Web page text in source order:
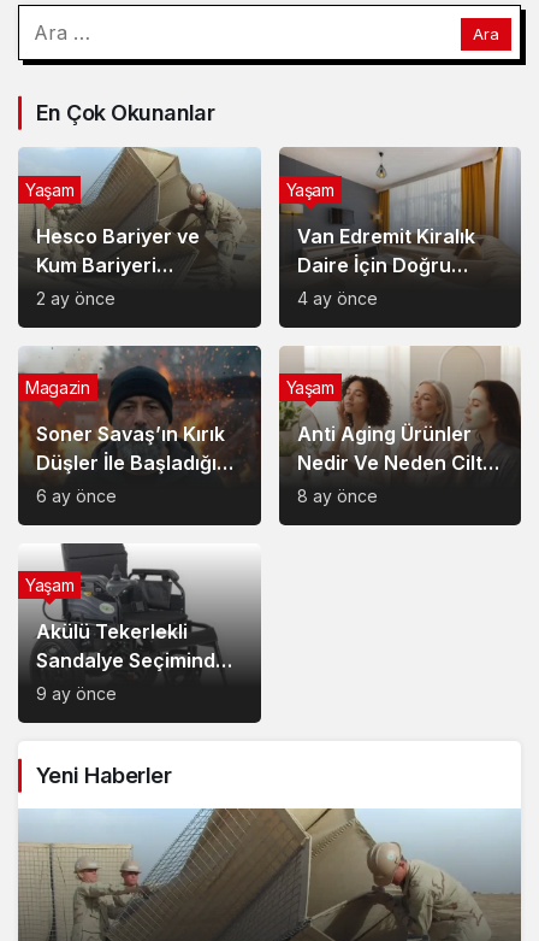
En Çok Okunanlar
Hesco Bariyer ve
Kum Bariyeri
Çözümlerinin
Sağladığı Avantajlar
2 ay önce
Van Edremit Kiralık
Daire İçin Doğru
Semt Nasıl Seçilir?
4 ay önce
Soner Savaş’ın Kırık
Düşler İle Başladığı
Müzik Serüveni
6 ay önce
Anti Aging Ürünler
Nedir Ve Neden Cilt
Bakımında Temel Bir
Yerdedir?
8 ay önce
Akülü Tekerlekli
Sandalye Seçiminde
Dikkat Edilecek
Noktalar: Konfor,
Güvenlik ve Doğru
Model Tercihi
9 ay önce
Yeni Haberler
Hesco Bariyer ve Kum Bariyeri Çözümlerinin